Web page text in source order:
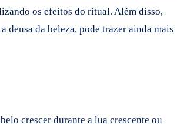
os efeitos do ritual. Além disso,
deusa da beleza, pode trazer ainda mais
crescer durante a lua crescente ou